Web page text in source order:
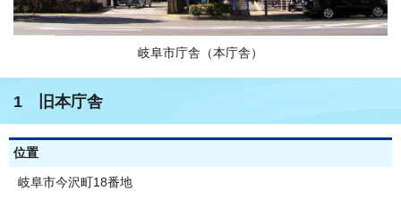
岐阜市庁舎（本庁舎）
1 旧本庁舎
位置
岐阜市今沢町18番地